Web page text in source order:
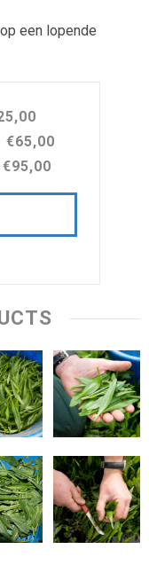
een lopende
€65,00
€95,00